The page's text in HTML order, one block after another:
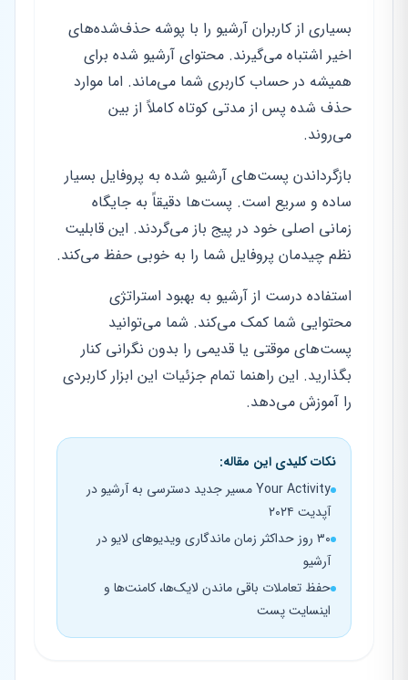
بسیاری از کاربران آرشیو را با پوشه حذف‌شده‌های
اخیر اشتباه می‌گیرند. محتوای آرشیو شده برای
همیشه در حساب کاربری شما می‌ماند. اما موارد
حذف شده پس از مدتی کوتاه کاملاً از بین
می‌روند.
بازگرداندن پست‌های آرشیو شده به پروفایل بسیار
ساده و سریع است. پست‌ها دقیقاً به جایگاه
زمانی اصلی خود در پیج باز می‌گردند. این قابلیت
نظم چیدمان پروفایل شما را به خوبی حفظ می‌کند.
استفاده درست از آرشیو به بهبود استراتژی
محتوایی شما کمک می‌کند. شما می‌توانید
پست‌های موقتی یا قدیمی را بدون نگرانی کنار
بگذارید. این راهنما تمام جزئیات این ابزار کاربردی
را آموزش می‌دهد.
نکات کلیدی این مقاله:
Your Activity مسیر جدید دسترسی به آرشیو در
آپدیت ۲۰۲۴
۳۰ روز حداکثر زمان ماندگاری ویدیوهای لایو در
آرشیو
حفظ تعاملات باقی ماندن لایک‌ها، کامنت‌ها و
اینسایت پست